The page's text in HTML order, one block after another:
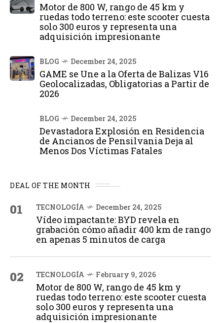
Motor de 800 W, rango de 45 km y
ruedas todo terreno: este scooter cuesta
solo 300 euros y representa una
adquisición impresionante
BLOG December 24, 2025
GAME se Une a la Oferta de Balizas V16
Geolocalizadas, Obligatorias a Partir de
2026
BLOG December 24, 2025
Devastadora Explosión en Residencia
de Ancianos de Pensilvania Deja al
Menos Dos Víctimas Fatales
DEAL OF THE MONTH
01 TECNOLOGÍA December 24, 2025
Vídeo impactante: BYD revela en
grabación cómo añadir 400 km de rango
en apenas 5 minutos de carga
02 TECNOLOGÍA February 9, 2026
Motor de 800 W, rango de 45 km y
ruedas todo terreno: este scooter cuesta
solo 300 euros y representa una
adquisición impresionante